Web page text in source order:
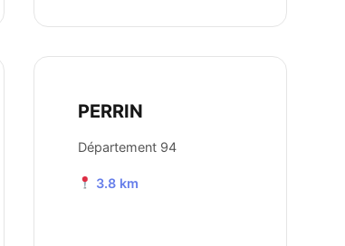
PERRIN
Département 94
3.8 km